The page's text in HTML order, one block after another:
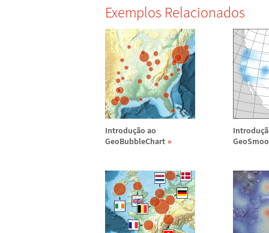
Exemplos Relacionados
Introdução ao
GeoBubbleChart
Introduçã